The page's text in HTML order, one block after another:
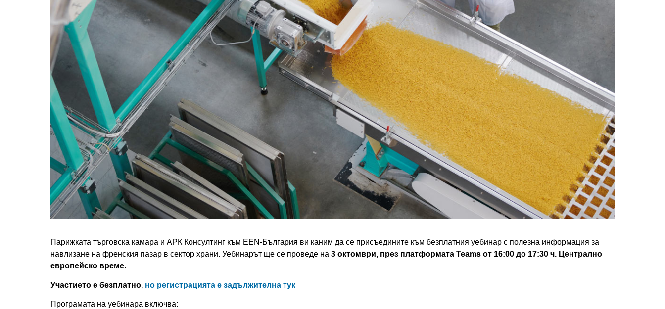
Парижката търговска камара и АРК Консултинг към EEN-България ви каним да се присъедините към безплатния уебинар с полезна информация за
навлизане на френския пазар в сектор храни. Уебинарът ще се проведе на 3 октомври, през платформата Teams от 16:00 до 17:30 ч. Централно
европейскo време.
Участието е безплатно, но регистрацията е задължителна тук
Програмата на уебинара включва: